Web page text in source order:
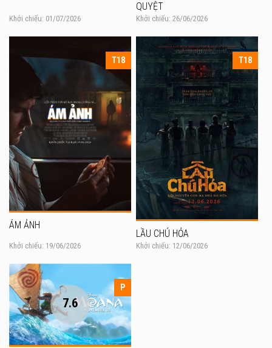
Khởi chiếu: 01/07/2026
QUYỆT
Khởi chiếu: 26/06/2026
T18
ÁM ẢNH
Khởi chiếu: 19/06/2026
T18
LẦU CHÚ HỎA
Khởi chiếu: 12/06/2026
P
7.6